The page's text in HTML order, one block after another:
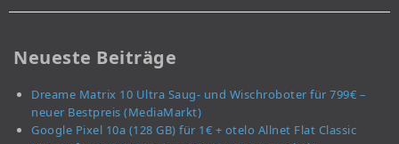
Neueste Beiträge
Dreame Matrix 10 Ultra Saug- und Wischroboter für 799€ –
neuer Bestpreis (MediaMarkt)
Google Pixel 10a (128 GB) für 1€ + otelo Allnet Flat Classic